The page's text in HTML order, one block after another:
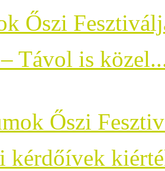
Őszi
Távol is
Őszi
kérdőívek